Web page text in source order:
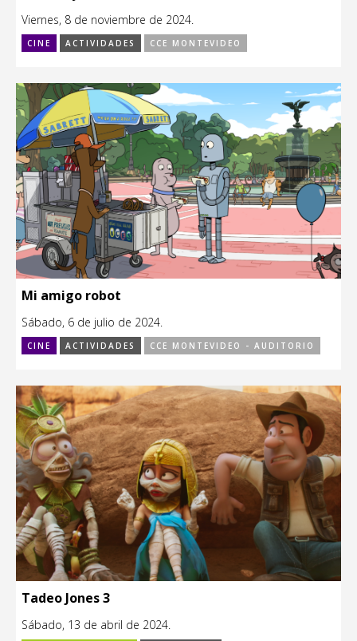
Viernes, 8 de noviembre de 2024.
CINE ACTIVIDADES CCE MONTEVIDEO
Mi amigo robot
Sábado, 6 de julio de 2024.
CINE ACTIVIDADES CCE MONTEVIDEO - AUDITORIO
Tadeo Jones 3
Sábado, 13 de abril de 2024.